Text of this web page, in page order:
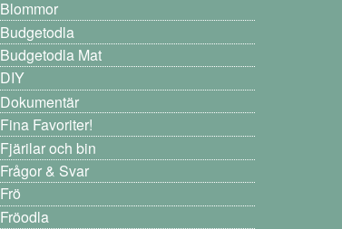
Blommor
Budgetodla
Budgetodla Mat
DIY
Dokumentär
Fina Favoriter!
Fjärilar och bin
Frågor & Svar
Frö
Fröodla